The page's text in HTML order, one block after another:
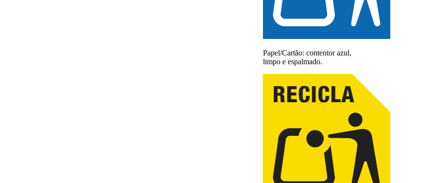
Papel/Cartão: contentor azul,
limpo e espalmado.